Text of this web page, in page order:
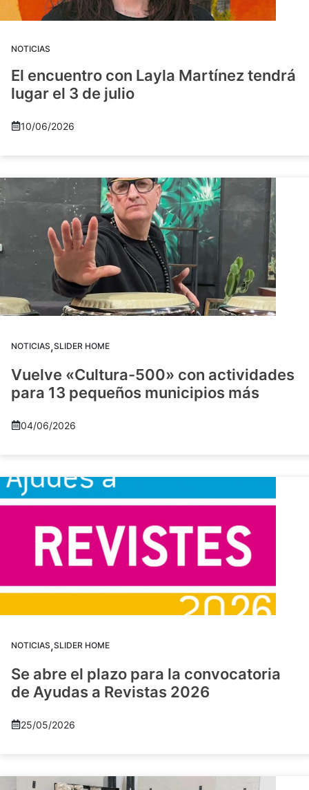
NOTICIAS
El encuentro con Layla Martínez tendrá
lugar el 3 de julio
10/06/2026
NOTICIAS,SLIDER HOME
Vuelve «Cultura-500» con actividades
para 13 pequeños municipios más
04/06/2026
NOTICIAS,SLIDER HOME
Se abre el plazo para la convocatoria
de Ayudas a Revistas 2026
25/05/2026